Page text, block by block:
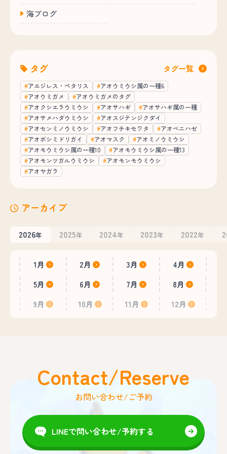
海ブログ
タグ タグ一覧
アエジレス・ペタリス
アオウミウシ属の一種6
アオウミガメ
アオウミガメのタグ
アオクシエラウミウシ
アオサハギ
アオサハギ属の一種
アオサメハダウミウシ
アオスジテンジクダイ
アオセンミノウミウシ
アオフチキセワタ
アオベニハゼ
アオボシミドリガイ
アオマスク
アオミノウミウシ
アオモウミウシ属の一種10
アオモウミウシ属の一種13
アオモンツガルウミウシ
アオモンモウミウシ
アオヤガラ
アーカイブ
2026年 2025年 2024年 2023年 2022年
1月 2月 3月
4月
5月
6月 7月
8月
9月
10月 11月 12月
Contact/Reserve
お問い合わせ/ご予約
LINEで問い合わせ/予約する